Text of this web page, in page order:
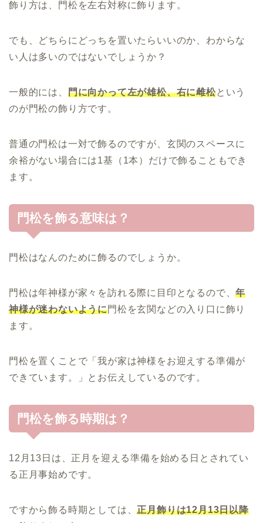
飾り方は、門松を左右対称に飾ります。
でも、どちらにどっちを置いたらいいのか、わからな
い人は多いのではないでしょうか？
一般的には、 門に向かって左が雄松、右に雌松という
のが門松の飾り方です。
普通の門松は一対で飾るのですが、玄関のスペースに
余裕がない場合には1基（1本）だけで飾ることもでき
ます。
門松を飾る意味は？
門松はなんのために飾るのでしょうか。
門松は年神様が家々を訪れる際に目印となるので、年
神様が迷わないように門松を玄関などの入り口に飾り
ます。
門松を置くことで「我が家は神様をお迎えする準備が
できています。」とお伝えしているのです。
門松を飾る時期は？
12月13日は、正月を迎える準備を始める日とされてい
る正月事始めです。
ですから飾る時期としては、正月飾りは12月13日以降